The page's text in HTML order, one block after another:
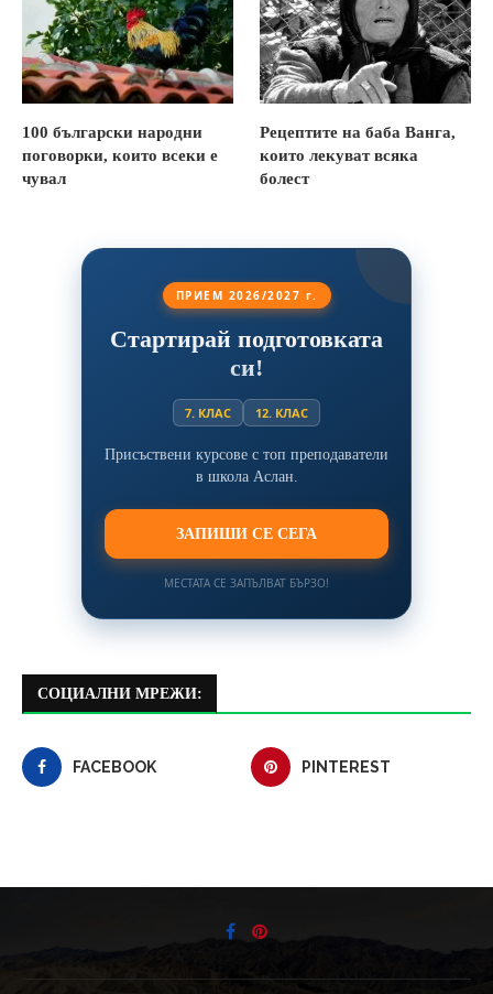
100 български народни
поговорки, които всеки е
чувал
Рецептите на баба Ванга,
които лекуват всяка
болест
ПРИЕМ 2026/2027 г.
Стартирай подготовката
си!
7. КЛАС 12. КЛАС
Присъствени курсове с топ преподаватели
в школа Аслан.
ЗАПИШИ СЕ СЕГА
МЕСТАТА СЕ ЗАПЪЛВАТ БЪРЗО!
СОЦИАЛНИ МРЕЖИ:
FACEBOOK PINTEREST